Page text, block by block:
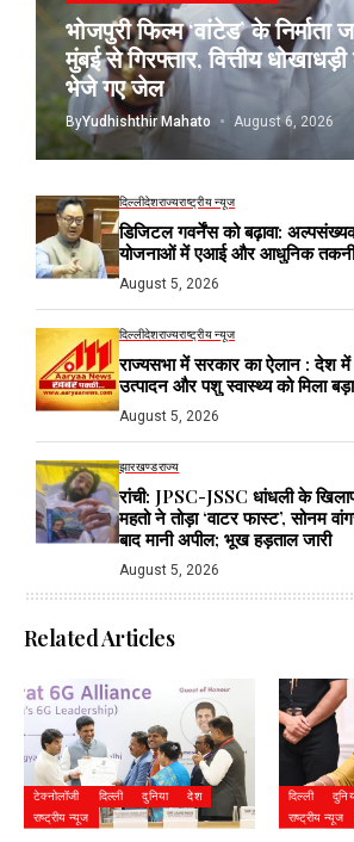
भोजपुरी फिल्म ‘वांटेड’ के
मुंबई से गिरफ्तार, वित्तीय
भेजे गए जेल
ByYudhishthir Mahato August 6, 2026
दिल्लीदेशराज्यराष्ट्रीय न्यूज
डिजिटल गवर्नेंस को बढ़ावा:
योजनाओं में एआई और आधुनिक
August 5, 2026
दिल्लीदेशराज्यराष्ट्रीय न्यूज
राज्यसभा में सरकार का ऐलान : देश
उत्पादन और पशु स्वास्थ्य को मिला बड़ा
August 5, 2026
झारखण्डराज्य
रांची: JPSC-JSSC धांधली के
महतो ने तोड़ा ‘वाटर फास्ट’, सोनम
बाद मानी अपील; भूख हड़ताल जारी
August 5, 2026
Related Articles
टेक्नोलॉजी दिल्ली दुनिया
देश
राष्ट्रीय न्यूज
दिल्ली
राष्ट्रीय न्यूज